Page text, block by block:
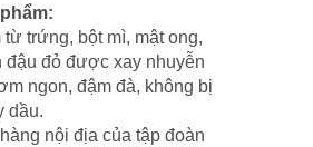
trứng, bột mì, mật ong,
đậu đỏ được xay nhuyễn
ngon, đậm đà, không bị
dầu.
nội địa của tập đoàn